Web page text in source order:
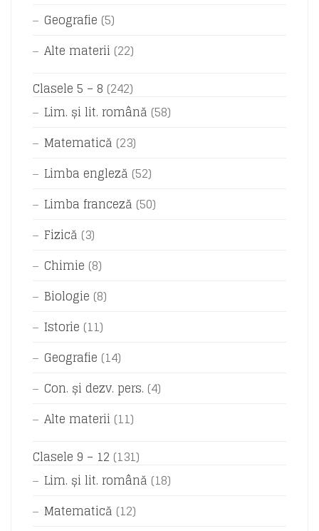
Geografie (5)
Alte materii (22)
Clasele 5 – 8 (242)
Lim. și lit. română (58)
Matematică (23)
Limba engleză (52)
Limba franceză (50)
Fizică (3)
Chimie (8)
Biologie (8)
Istorie (11)
Geografie (14)
Con. și dezv. pers. (4)
Alte materii (11)
Clasele 9 – 12 (131)
Lim. și lit. română (18)
Matematică (12)